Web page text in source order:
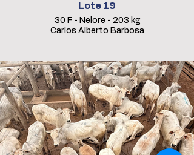
Lote 19
30 F - Nelore - 203 kg
Carlos Alberto Barbosa